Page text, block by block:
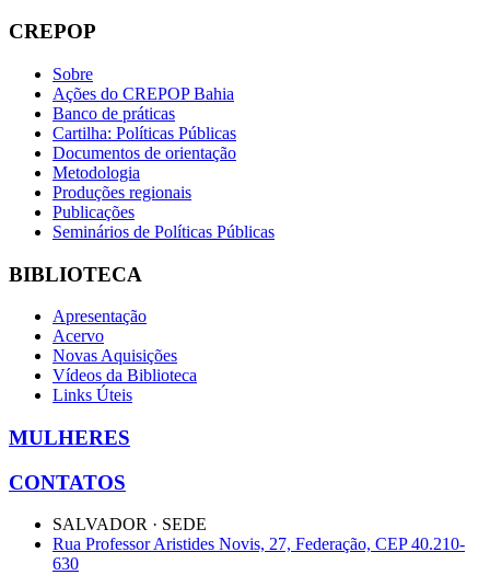
CREPOP
Sobre
Ações do CREPOP Bahia
Banco de práticas
Cartilha: Políticas Públicas
Documentos de orientação
Metodologia
Produções regionais
Publicações
Seminários de Políticas Públicas
BIBLIOTECA
Apresentação
Acervo
Novas Aquisições
Vídeos da Biblioteca
Links Úteis
MULHERES
CONTATOS
SALVADOR · SEDE
Rua Professor Aristides Novis, 27, Federação, CEP 40.210-
630